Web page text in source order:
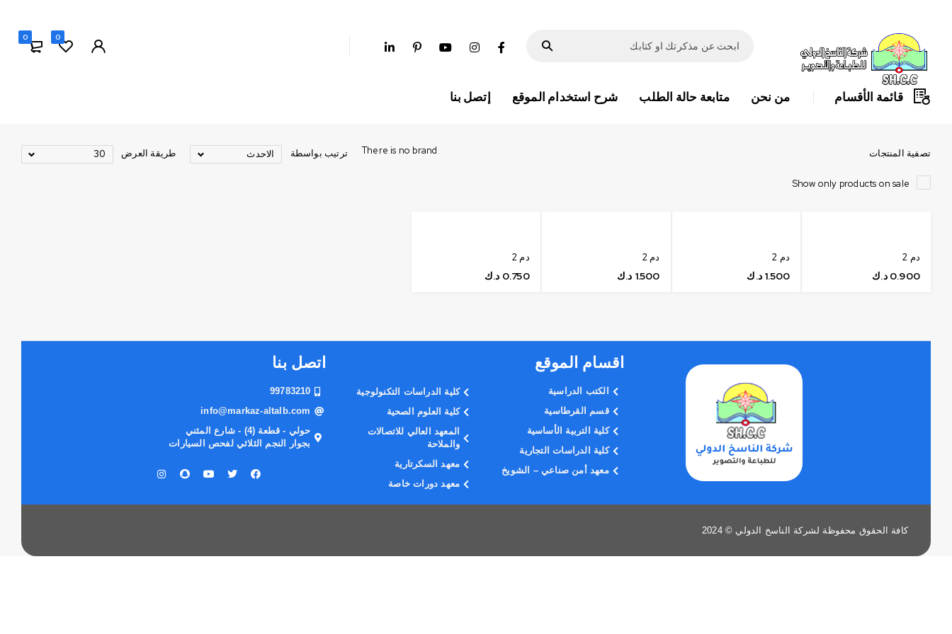
0
0
قائمة الأقسام من نحن متابعة حالة الطلب شرح استخدام الموقع إتصل بنا
تصفية المنتجات There is no brand ترتيب بواسطة الاحدث
Show only products on sale
طريقة العرض 30
دم 2
0.900 د.ك
دم 2
1.500 د.ك
دم 2
1.500 د.ك
دم 2
0.750 د.ك
اقسام الموقع
الكتب الدراسية
قسم القرطاسية
كلية التربية الأساسية
كلية الدراسات التجارية
معهد أمن صناعي – الشويخ
كلية الدراسات التكنولوجية
كلية العلوم الصحية
المعهد العالي للاتصالات
والملاحة
معهد السكرتارية
معهد دورات خاصة
اتصل بنا
99783210
info@markaz-altalb.com
حولي - قطعة (4) - شارع المثني
بجوار النجم الثلاثي لفحص السيارات
كافة الحقوق محفوظة لشركة الناسخ الدولي © 2024